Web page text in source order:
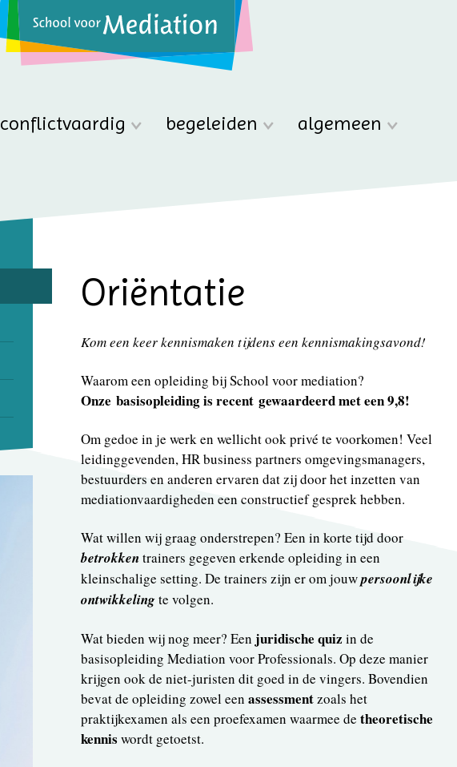
conflictvaardig begeleiden
algemeen
Oriëntatie
Kom een keer kennismaken tijdens een kennismakingsavond!
Waarom een opleiding bij School voor mediation?
Onze basisopleiding is recent gewaardeerd met een 9,8!
Om gedoe in je werk en wellicht ook privé te voorkomen! Veel
leidinggevenden, HR business partners omgevingsmanagers,
bestuurders en anderen ervaren dat zij door het inzetten van
mediationvaardigheden een constructief gesprek hebben.
Wat willen wij graag onderstrepen? Een in korte tijd door
betrokkentrainers gegeven erkende opleiding in een
kleinschalige setting. De trainers zijn er om jouwpersoonlijke
ontwikkelingte volgen.
Wat bieden wij nog meer? Een juridische quiz in de
basisopleiding Mediation voor Professionals. Op deze manier
krijgen ook de niet-juristen dit goed in de vingers. Bovendien
bevat de opleiding zowel eenassessmentzoals het
praktijkexamen als een proefexamen waarmee detheoretische
kennis wordt getoetst.